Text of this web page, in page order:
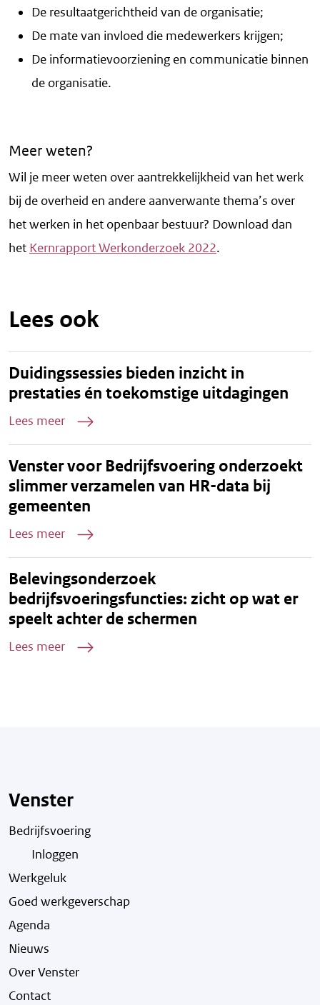
De resultaatgerichtheid van de organisatie;
De mate van invloed die medewerkers krijgen;
De informatievoorziening en communicatie binnen
de organisatie.
Meer weten?
Wil je meer weten over aantrekkelijkheid van het werk
bij de overheid en andere aanverwante thema’s over
het werken in het openbaar bestuur? Download dan
het Kernrapport Werkonderzoek 2022.
Lees ook
Duidingssessies bieden inzicht in
prestaties én toekomstige uitdagingen
Lees meer
Venster voor Bedrijfsvoering onderzoekt
slimmer verzamelen van HR-data bij
gemeenten
Lees meer
Belevingsonderzoek
bedrijfsvoeringsfuncties: zicht op wat er
speelt achter de schermen
Lees meer
Venster
Bedrijfsvoering
Inloggen
Werkgeluk
Goed werkgeverschap
Agenda
Nieuws
Over Venster
Contact